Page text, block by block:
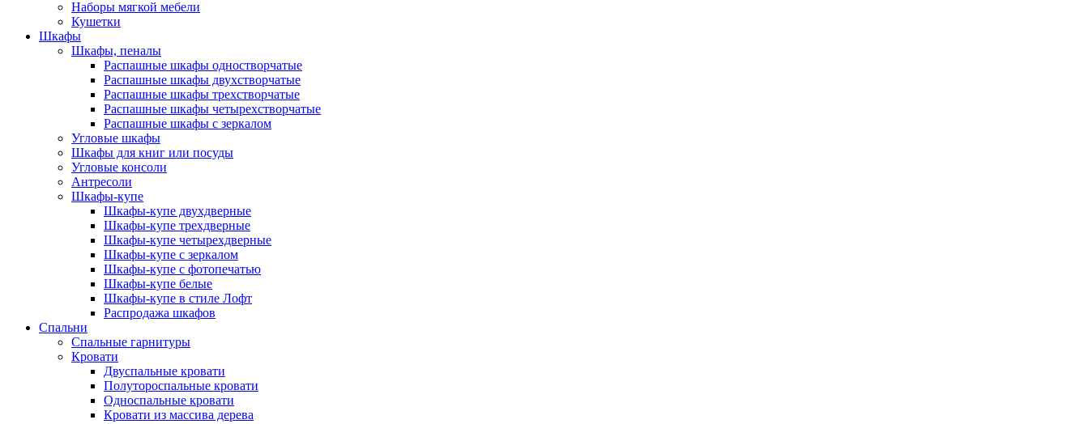
Наборы мягкой мебели
Кушетки
Шкафы
Шкафы, пеналы
Распашные шкафы одностворчатые
Распашные шкафы двухстворчатые
Распашные шкафы трехстворчатые
Распашные шкафы четырехстворчатые
Распашные шкафы с зеркалом
Угловые шкафы
Шкафы для книг или посуды
Угловые консоли
Антресоли
Шкафы-купе
Шкафы-купе двухдверные
Шкафы-купе трехдверные
Шкафы-купе четырехдверные
Шкафы-купе с зеркалом
Шкафы-купе с фотопечатью
Шкафы-купе белые
Шкафы-купе в стиле Лофт
Распродажа шкафов
Спальни
Спальные гарнитуры
Кровати
Двуспальные кровати
Полутороспальные кровати
Односпальные кровати
Кровати из массива дерева